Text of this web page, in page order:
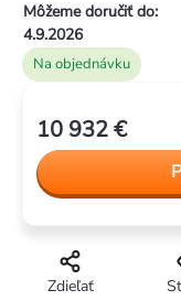
Na objednávku
Môžeme doručiť do:
4.9.2026
Zdieľať
10 932 €
cena: